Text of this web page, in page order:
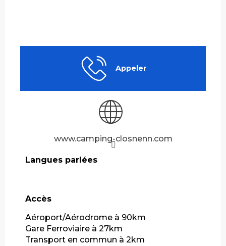
Appeler
www.camping-closnenn.com
Langues parlées
Langues parlées
Accès
Accès
Aéroport/Aérodrome à 90km
Gare Ferroviaire à 27km
Transport en commun à 2km